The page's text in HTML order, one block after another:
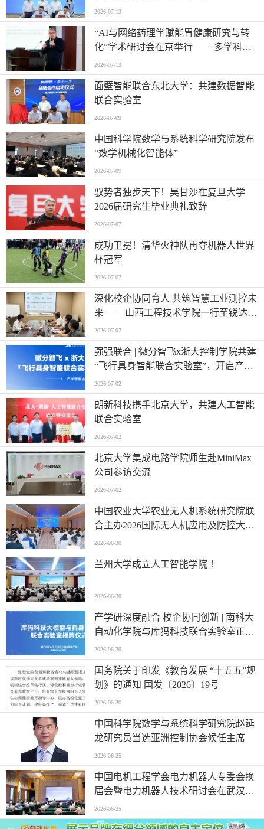
2026-07-13
“AI与网络药理学赋能胃健康研究与转
化”学术研讨会在京举行—— 多学科交
叉推动胃病防治进入智能化新阶段
2026-07-13
面壁智能联合东北大学：共建数据智能
联合实验室
2026-07-09
中国科学院数学与系统科学研究院发布
“数学机械化智能体”
2026-07-09
驭势者独步天下！吴甘沙在复旦大学
2026届研究生毕业典礼致辞
2026-07-07
成功卫冕！清华火神队再夺机器人世界
杯冠军
2026-07-07
深化校企协同育人 共筑智慧工业测控未
来 ——山西工程技术学院一行至锐达工
业集团参观调研
2026-07-07
强强联合 | 微分智飞x浙大控制学院共建
“飞行具身智能联合实验室”，开启产学
研深度融合新篇章
2026-07-02
朗新科技携手北京大学，共建人工智能
联合实验室
2026-07-02
北京大学集成电路学院师生赴MiniMax
公司参访交流
2026-07-02
中国农业大学农业无人机系统研究院联
合主办2026国际无人机应用及防控大会
第六届农业无人机应用交流会
2026-06-30
兰州大学成立人工智能学院 ！
2026-06-30
产学研深度融合 校企协同创新 | 南科大
自动化学院与库犸科技联合实验室正式
揭牌
2026-06-30
国务院关于印发《教育发展 “十五五”规
划》的通知 国发〔2026〕19号
2026-06-30
中国科学院数学与系统科学研究院赵延
龙研究员当选亚洲控制协会候任主席
2026-06-25
中国电机工程学会电力机器人专委会换
届会暨电力机器人技术研讨会在武汉举
行
2026-06-25